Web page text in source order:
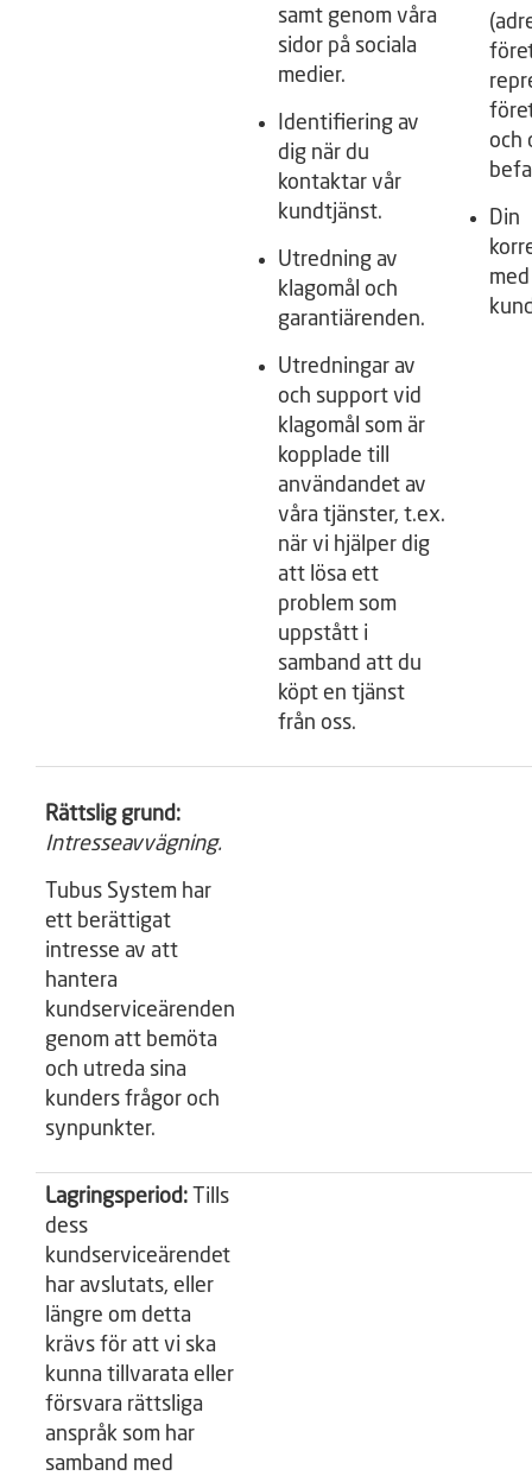
samt genom våra
sidor på sociala
medier.
Identifiering av
dig när du
kontaktar vår
kundtjänst.
Utredning av
klagomål och
garantiärenden.
Utredningar av
och support vid
klagomål som är
kopplade till
användandet av
våra tjänster, t.ex.
när vi hjälper dig
att lösa ett
problem som
uppstått i
samband att du
köpt en tjänst
från oss.
och
Din
Rättslig grund:
Intresseavvägning.
Tubus System har
ett berättigat
intresse av att
hantera
kundserviceärenden
genom att bemöta
och utreda sina
kunders frågor och
synpunkter.
Lagringsperiod: Tills
dess
kundserviceärendet
har avslutats, eller
längre om detta
krävs för att vi ska
kunna tillvarata eller
försvara rättsliga
anspråk som har
samband med